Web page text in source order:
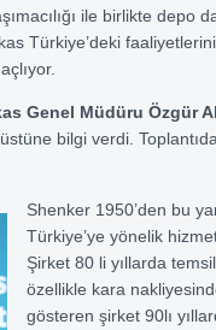
ile birlikte depo
Türkiye’deki
Genel Müdüru Özgür Al
bilgi verdi.
Shenker 1950’den bu
Türkiye’ye yönelik
Şirket 80 li yıllarda
özellikle kara
gösteren şirket 90lı